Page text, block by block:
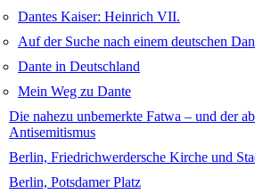
Dantes Kaiser: Heinrich VII.
Auf der Suche nach einem deutschen
Dante in Deutschland
Mein Weg zu Dante
Die nahezu unbemerkte Fatwa – und der
Antisemitismus
Berlin, Friedrichwerdersche Kirche und
Berlin, Potsdamer Platz